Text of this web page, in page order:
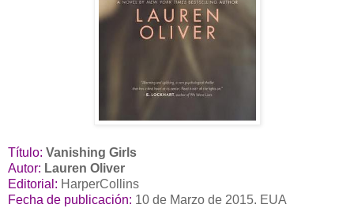
Título: Vanishing Girls
Autor: Lauren Oliver
Editorial: HarperCollins
Fecha de publicación: 10 de Marzo de 2015. EUA